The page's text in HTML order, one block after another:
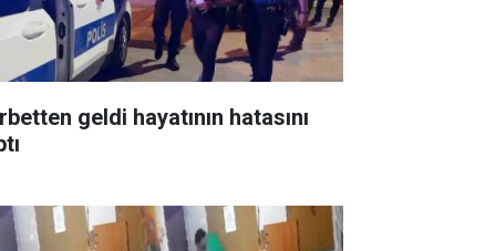
geldi hayatının hatasını